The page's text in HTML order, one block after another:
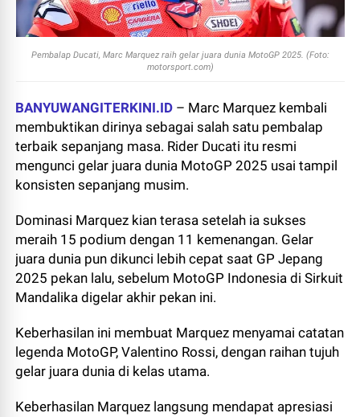
Pembalap Ducati, Marc Marquez raih gelar juara dunia MotoGP 2025. (Foto:
motorsport.com)
BANYUWANGITERKINI.ID – Marc Marquez kembali
membuktikan dirinya sebagai salah satu pembalap
terbaik sepanjang masa. Rider Ducati itu resmi
mengunci gelar juara dunia MotoGP 2025 usai tampil
konsisten sepanjang musim.
Dominasi Marquez kian terasa setelah ia sukses
meraih 15 podium dengan 11 kemenangan. Gelar
juara dunia pun dikunci lebih cepat saat GP Jepang
2025 pekan lalu, sebelum MotoGP Indonesia di Sirkuit
Mandalika digelar akhir pekan ini.
Keberhasilan ini membuat Marquez menyamai catatan
legenda MotoGP, Valentino Rossi, dengan raihan tujuh
gelar juara dunia di kelas utama.
Keberhasilan Marquez langsung mendapat apresiasi